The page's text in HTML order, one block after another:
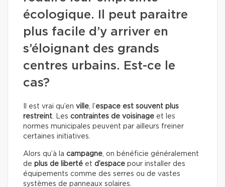
écologique. Il peut paraitre
plus facile d’y arriver en
s’éloignant des grands
centres urbains. Est-ce le
cas?
Il est vrai qu’en ville, l’espace est souvent plus
restreint. Les contraintes de voisinage et les
normes municipales peuvent par ailleurs freiner
certaines initiatives.
Alors qu’à la campagne, on bénéficie généralement
de plus de liberté et d’espace pour installer des
équipements comme des serres ou de vastes
systèmes de panneaux solaires.